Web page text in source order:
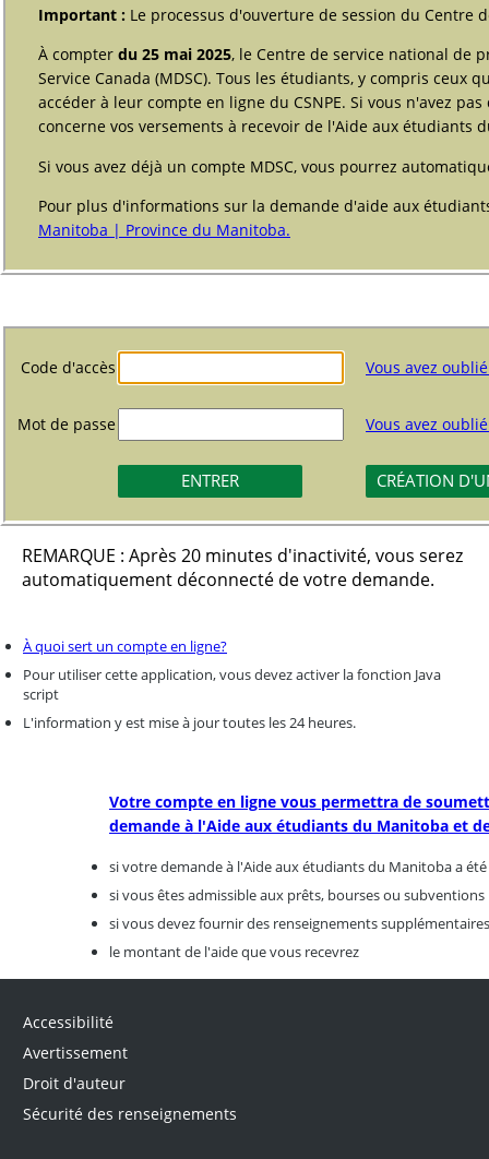
Important : Le processus d'ouverture de session du Centre
À compter du 25 mai 2025, le Centre de service national de
Service Canada (MDSC). Tous les étudiants, y compris
accéder à leur compte en ligne du CSNPE. Si vous n'avez
concerne vos versements à recevoir de l'Aide aux étudiants
Si vous avez déjà un compte MDSC, vous pourrez
Pour plus d'informations sur la demande d'aide aux
Manitoba | Province du Manitoba.
Code d'accès Vous avez
Mot de passe Vous avez
REMARQUE : Après 20 minutes d'inactivité, vous serez
automatiquement déconnecté de votre demande.
À quoi sert un compte en ligne?
Pour utiliser cette application, vous devez activer la fonction Java
script
L'information y est mise à jour toutes les 24 heures.
Votre compte en ligne vous permettra de
demande à l'Aide aux étudiants du Manitoba et
si votre demande à l'Aide aux étudiants du Manitoba a
si vous êtes admissible aux prêts, bourses ou subventions
si vous devez fournir des renseignements supplémentaires
le montant de l'aide que vous recevrez
Accessibilité
Avertissement
Droit d'auteur
Sécurité des renseignements